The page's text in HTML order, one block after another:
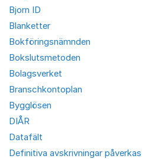
Bjorn ID
Blanketter
Bokföringsnämnden
Bokslutsmetoden
Bolagsverket
Branschkontoplan
Bygglösen
DIÅR
Datafält
Definitiva avskrivningar påverkas